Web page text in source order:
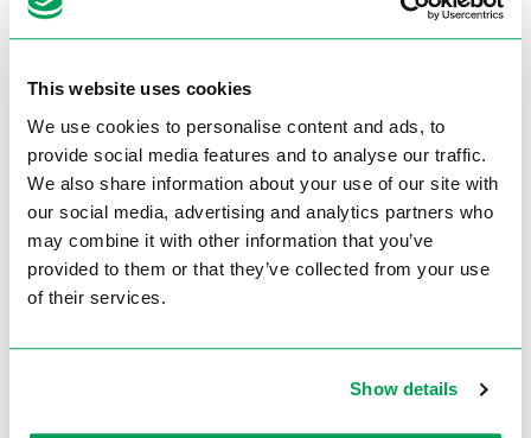
This website uses cookies
We use cookies to personalise content and ads, to
provide social media features and to analyse our traffic.
We also share information about your use of our site with
our social media, advertising and analytics partners who
may combine it with other information that you’ve
provided to them or that they’ve collected from your use
of their services.
Show details
Rond 45°
Rechthoek 45°
Technische gegevens
Voltage
3Phase / 400 Volt
Motorvermogen